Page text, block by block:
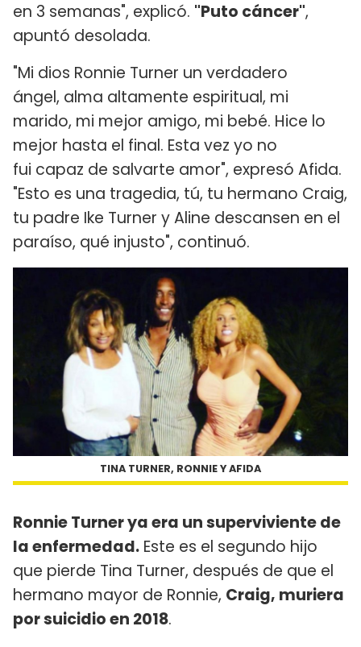
en 3 semanas", explicó. "Puto cáncer",
apuntó desolada.
"Mi dios Ronnie Turner un verdadero
ángel, alma altamente espiritual, mi
marido, mi mejor amigo, mi bebé. Hice lo
mejor hasta el final. Esta vez yo no
fui capaz de salvarte amor", expresó Afida.
"Esto es una tragedia, tú, tu hermano Craig,
tu padre Ike Turner y Aline descansen en el
paraíso, qué injusto", continuó.
TINA TURNER, RONNIE Y AFIDA
Ronnie Turner ya era un superviviente de
la enfermedad. Este es el segundo hijo
que pierde Tina Turner, después de que el
hermano mayor de Ronnie, Craig, muriera
por suicidio en 2018.